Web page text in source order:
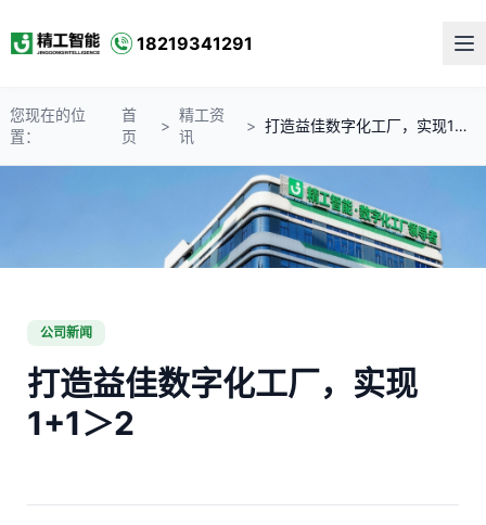
18219341291
您现在的位
置：
首
页
>
精工资
讯
> 打造益佳数字化工厂，实现1+1＞2
公司新闻
打造益佳数字化工厂，实现
1+1＞2